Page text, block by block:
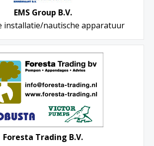
EMS Group B.V.
installatie/nautische apparatuur
Foresta Trading B.V.